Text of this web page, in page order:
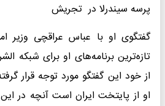
پرسه سیندرلا در تجریش
گفتگوی او با عباس عراقچی وزیر
تازه‌ترین برنامه‌های او برای شبکه
از خود این گفتگو مورد توجه قرار
او از پایتخت ایران است آنچه در